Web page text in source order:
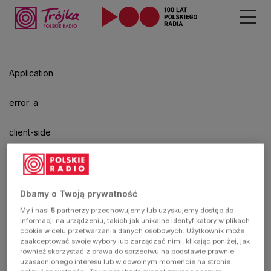
Application
error: a
client-side
exception
has
occurred
(see the
Dbamy o Twoją prywatność
My i nasi5 partnerzy przechowujemy lub uzyskujemy dostęp do
informacji na urządzeniu, takich jak unikalne identyfikatory w plikach
cookie w celu przetwarzania danych osobowych. Użytkownik może
zaakceptować swoje wybory lub zarządzać nimi, klikając poniżej, jak
również skorzystać z prawa do sprzeciwu na podstawie prawnie
uzasadnionego interesu lub w dowolnym momencie na stronie